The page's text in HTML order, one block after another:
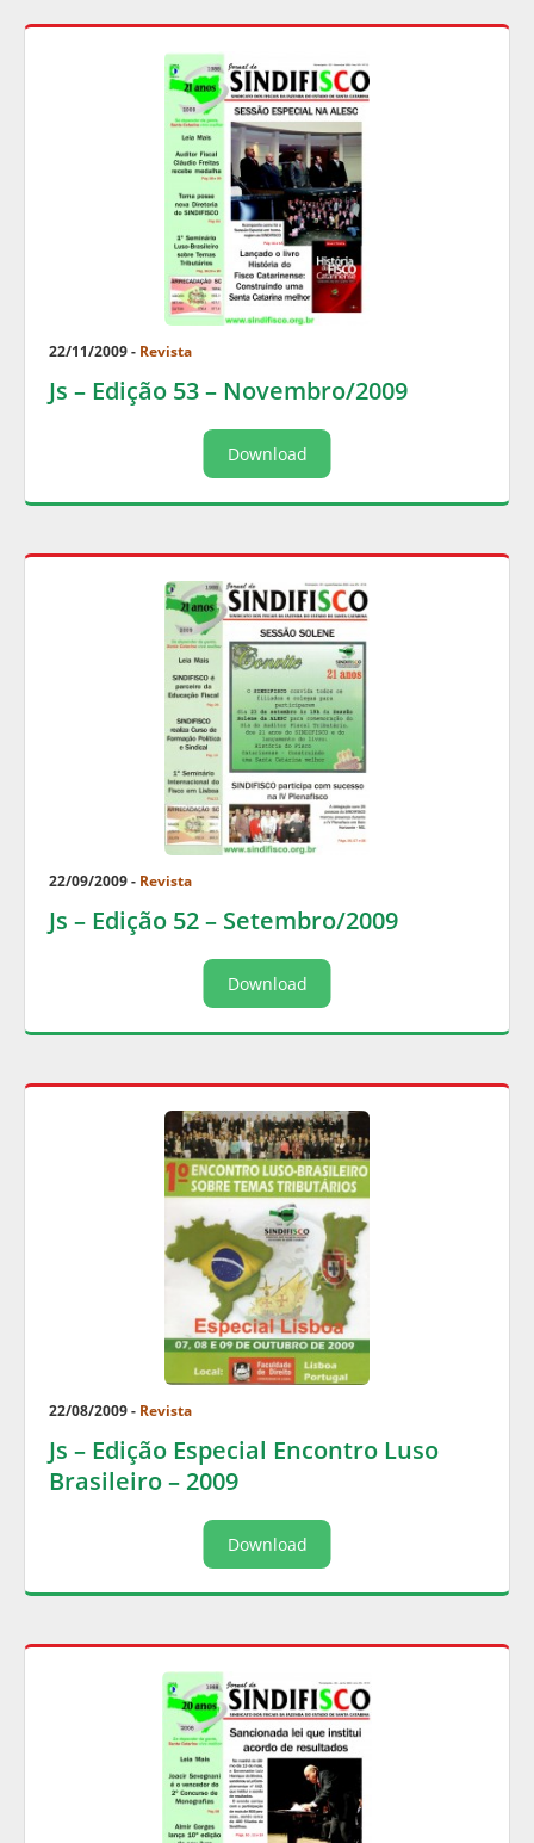
22/11/2009 - Revista
Js – Edição 53 – Novembro/2009
Download
22/09/2009 - Revista
Js – Edição 52 – Setembro/2009
Download
22/08/2009 - Revista
Js – Edição Especial Encontro Luso
Brasileiro – 2009
Download